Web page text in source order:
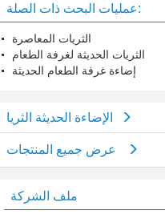
عمليات البحث ذات الصلة:
الثريات المعاصرة
الثريات الحديثة لغرفة الطعام
إضاءة غرفة الطعام الحديثة
الإضاءة الحديثة الثريا
ملف الشركة